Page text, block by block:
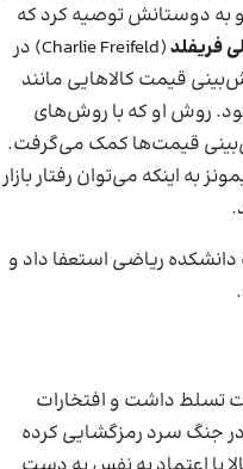
به دوستانش توصیه کرد که
فریفلد
(Charlie Freifeld) در
قیمت کالاهایی مانند
روش او که با روش‌های
قیمت‌ها کمک می‌گرفت.
به اینکه می‌توان رفتار بازار
از مدیریت دانشکده ریاضی استعفا داد و
تسلط داشت و افتخارات
جنگ سرد رمزگشایی کرده